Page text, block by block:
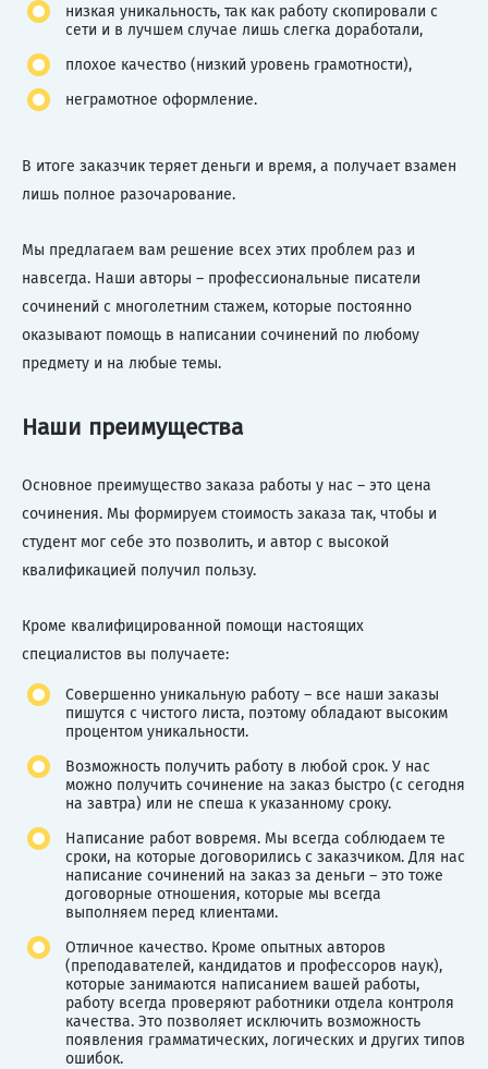
низкая уникальность, так как работу скопировали с
сети и в лучшем случае лишь слегка доработали,
плохое качество (низкий уровень грамотности),
неграмотное оформление.
В итоге заказчик теряет деньги и время, а получает взамен
лишь полное разочарование.
Мы предлагаем вам решение всех этих проблем раз и
навсегда. Наши авторы – профессиональные писатели
сочинений с многолетним стажем, которые постоянно
оказывают помощь в написании сочинений по любому
предмету и на любые темы.
Наши преимущества
Основное преимущество заказа работы у нас – это цена
сочинения. Мы формируем стоимость заказа так, чтобы и
студент мог себе это позволить, и автор с высокой
квалификацией получил пользу.
Кроме квалифицированной помощи настоящих
специалистов вы получаете:
Совершенно уникальную работу – все наши заказы
пишутся с чистого листа, поэтому обладают высоким
процентом уникальности.
Возможность получить работу в любой срок. У нас
можно получить сочинение на заказ быстро (с сегодня
на завтра) или не спеша к указанному сроку.
Написание работ вовремя. Мы всегда соблюдаем те
сроки, на которые договорились с заказчиком. Для нас
написание сочинений на заказ за деньги – это тоже
договорные отношения, которые мы всегда
выполняем перед клиентами.
Отличное качество. Кроме опытных авторов
(преподавателей, кандидатов и профессоров наук),
которые занимаются написанием вашей работы,
работу всегда проверяют работники отдела контроля
качества. Это позволяет исключить возможность
появления грамматических, логических и других типов
ошибок.